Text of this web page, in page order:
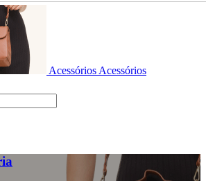
Acessórios Acessórios